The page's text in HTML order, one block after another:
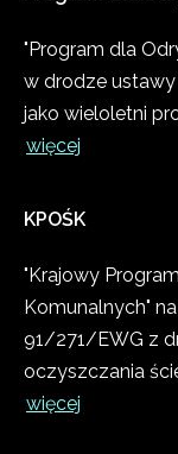
"Program dla
w drodze
jako wieloletni
więcej
KPOŚK
"Krajowy
Komunalnych"
91/271/EWG z
oczyszczania
więcej